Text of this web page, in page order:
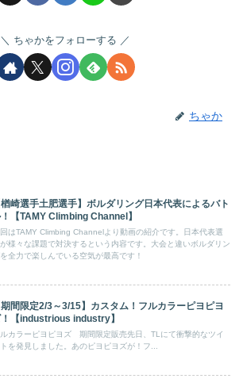
ちゃかをフォローする
ちゃか
楢崎選手土肥選手】ボルダリング日本代表によるバト
！【TAMY Climbing Channel】
はTAMY Climbing Channelより動画の紹介です。日本代表選
様々な課題で対決するという内容です。大会と違いボルダリン
全力で楽しんでいる空気が最高です！
期間限定2/3～3/15】カスタム！フルカラーピヨピヨ
！【industrious industry】
カラーピヨピヨズ 期間限定販売先日、TLにて衝撃的なツイ
を発見しました。あのピヨピヨズが！フ...